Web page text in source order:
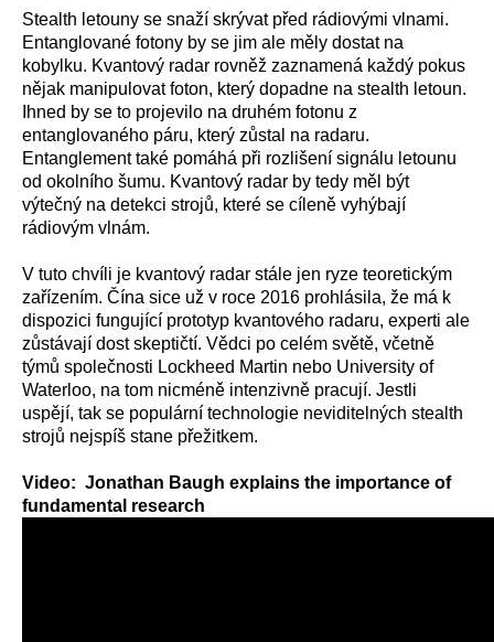
Stealth letouny se snaží skrývat před rádiovými vlnami.
Entanglované fotony by se jim ale měly dostat na
kobylku. Kvantový radar rovněž zaznamená každý pokus
nějak manipulovat foton, který dopadne na stealth letoun.
Ihned by se to projevilo na druhém fotonu z
entanglovaného páru, který zůstal na radaru.
Entanglement také pomáhá při rozlišení signálu letounu
od okolního šumu. Kvantový radar by tedy měl být
výtečný na detekci strojů, které se cíleně vyhýbají
rádiovým vlnám.
V tuto chvíli je kvantový radar stále jen ryze teoretickým
zařízením. Čína sice už v roce 2016 prohlásila, že má k
dispozici fungující prototyp kvantového radaru, experti ale
zůstávají dost skeptičtí. Vědci po celém světě, včetně
týmů společnosti Lockheed Martin nebo University of
Waterloo, na tom nicméně intenzivně pracují. Jestli
uspějí, tak se populární technologie neviditelných stealth
strojů nejspíš stane přežitkem.
Video: Jonathan Baugh explains the importance of
fundamental research